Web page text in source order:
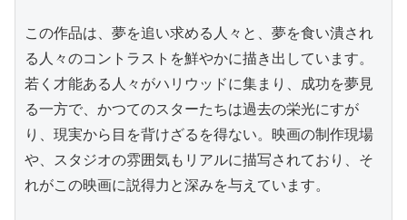
この作品は、夢を追い求める人々と、夢を食い潰され
る人々のコントラストを鮮やかに描き出しています。
若く才能ある人々がハリウッドに集まり、成功を夢見
る一方で、かつてのスターたちは過去の栄光にすが
り、現実から目を背けざるを得ない。映画の制作現場
や、スタジオの雰囲気もリアルに描写されており、そ
れがこの映画に説得力と深みを与えています。